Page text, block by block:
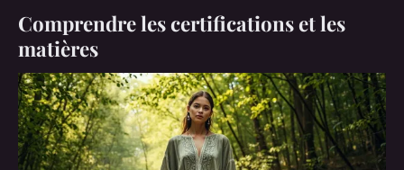
Comprendre les certifications et les
matières